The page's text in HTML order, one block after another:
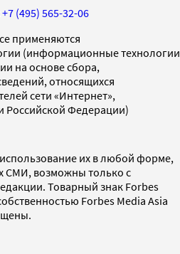
+7 (495) 565-32-06
применяются
(информационные технологии
на основе сбора,
относящихся
сети «Интернет»,
Российской Федерации)
их в любой форме,
СМИ, возможны только с
Товарный знак Forbes
Forbes Media Asia